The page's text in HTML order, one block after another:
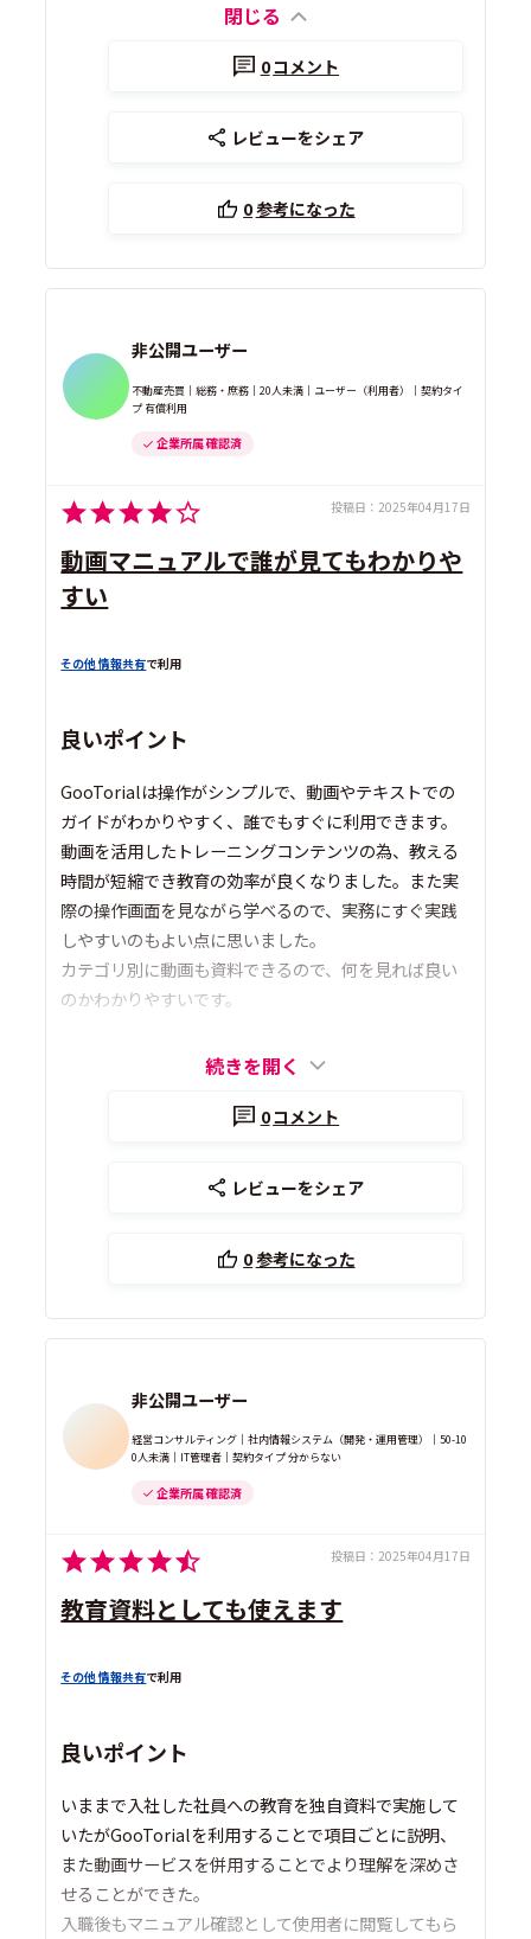
閉じる
0コメント
レビューをシェア
0参考になった
非公開ユーザー
不動産売買｜総務・庶務｜20人未満｜ユーザー（利用者）｜契約タイ
プ 有償利用
企業所属 確認済
投稿日： 2025年04月17日
動画マニュアルで誰が見てもわかりや
すい
その他 情報共有で利用
良いポイント
GooTorialは操作がシンプルで、動画やテキストでの
ガイドがわかりやすく、誰でもすぐに利用できます。
動画を活用したトレーニングコンテンツの為、教える
時間が短縮でき教育の効率が良くなりました。また実
際の操作画面を見ながら学べるので、実務にすぐ実践
しやすいのもよい点に思いました。
カテゴリ別に動画も資料できるので、何を見れば良い
のかわかりやすいです。
続きを開く
0コメント
レビューをシェア
0参考になった
非公開ユーザー
経営コンサルティング｜社内情報システム（開発・運用管理）｜50-10
0人未満｜IT管理者｜契約タイプ 分からない
企業所属 確認済
投稿日： 2025年04月17日
教育資料としても使えます
その他 情報共有で利用
良いポイント
いままで入社した社員への教育を独自資料で実施して
いたがGooTorialを利用することで項目ごとに説明、
また動画サービスを併用することでより理解を深めさ
せることができた。
入職後もマニュアル確認として使用者に閲覧してもら